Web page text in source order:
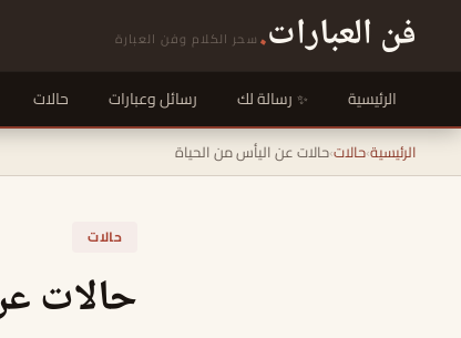
فن العبارات. سحر الكلام وفن العبارة
الرئيسية رسالة لك رسائل وعبارات حالات
الرئيسية›حالات›حالات عن اليأس من الحياة
حالات
حالات